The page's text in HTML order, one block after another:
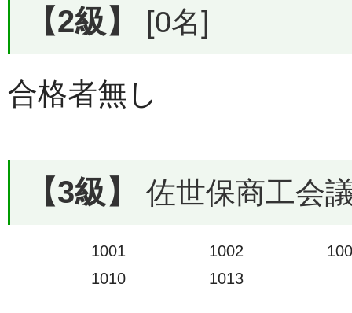
【2級】 [0名]
合格者無し
【3級】 佐世保商工会
1001 1002
1010
1013